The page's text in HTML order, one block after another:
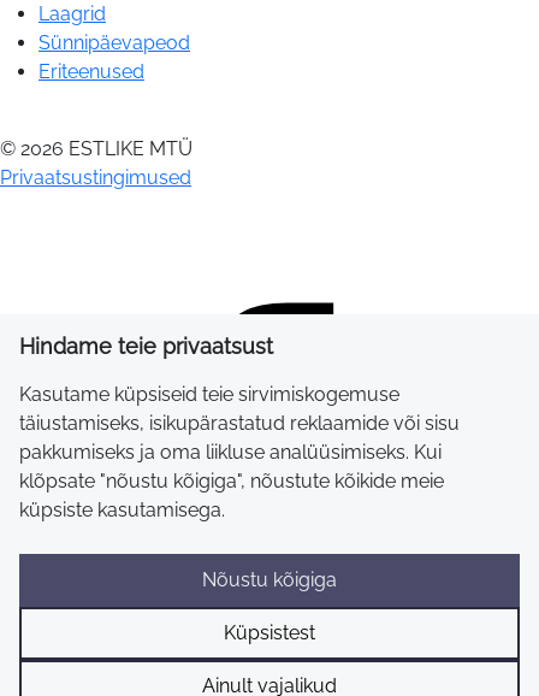
Laagrid
Sünnipäevapeod
Eriteenused
© 2026 ESTLIKE MTÜ
Privaatsustingimused
Hindame teie privaatsust
Kasutame küpsiseid teie sirvimiskogemuse
täiustamiseks, isikupärastatud reklaamide või sisu
pakkumiseks ja oma liikluse analüüsimiseks. Kui
klõpsate "nõustu kõigiga", nõustute kõikide meie
küpsiste kasutamisega.
Nõustu kõigiga
Küpsistest
Ainult vajalikud